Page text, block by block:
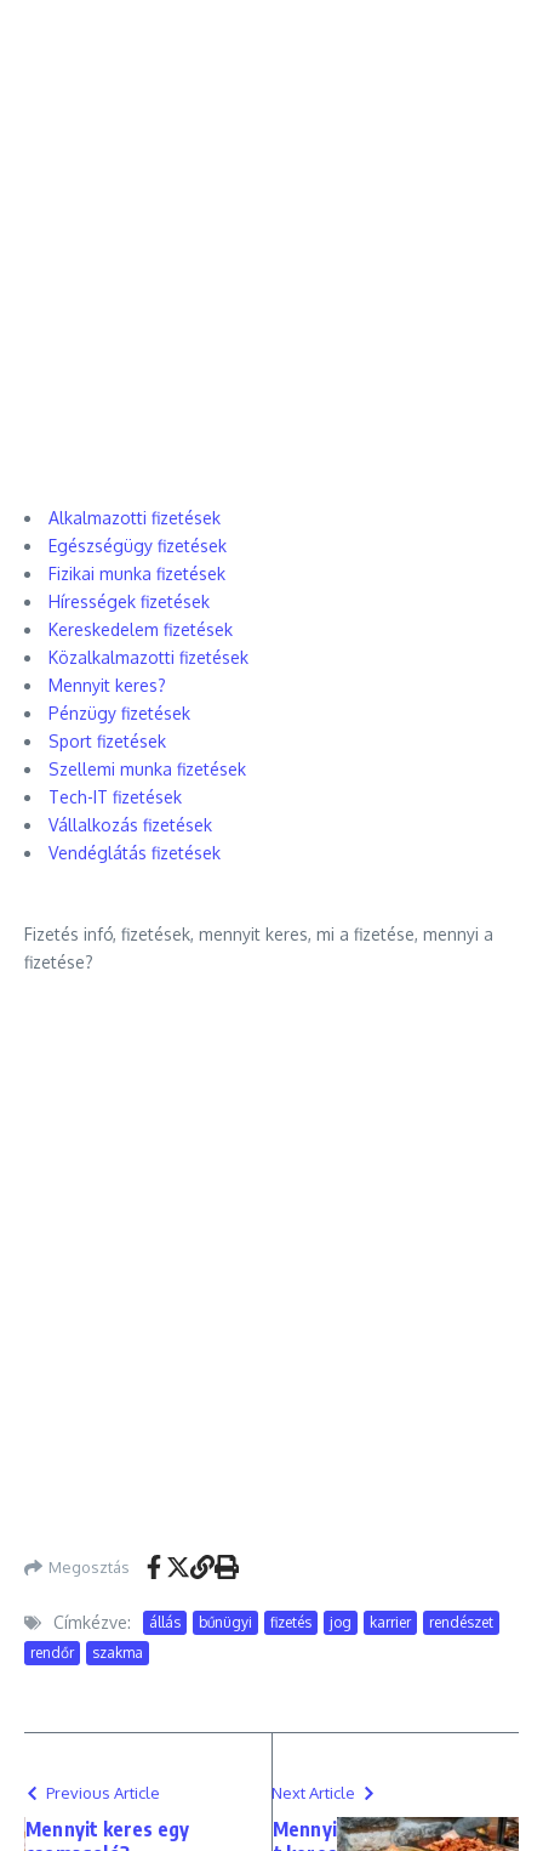
Alkalmazotti fizetések
Egészségügy fizetések
Fizikai munka fizetések
Hírességek fizetések
Kereskedelem fizetések
Közalkalmazotti fizetések
Mennyit keres?
Pénzügy fizetések
Sport fizetések
Szellemi munka fizetések
Tech-IT fizetések
Vállalkozás fizetések
Vendéglátás fizetések
Fizetés infó, fizetések, mennyit keres, mi a fizetése, mennyi a
fizetése?
Megosztás
Címkézve: állás bűnügyi fizetés jog karrier
rendészet
rendőr
szakma
Previous Article
Mennyit keres egy
Next Article
Mennyi